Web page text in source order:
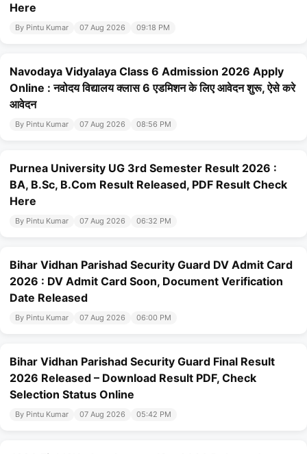
Here
By Pintu Kumar 07 Aug 2026 09:18 PM
Navodaya Vidyalaya Class 6 Admission 2026 Apply
Online : नवोदय विद्यालय क्लास 6 एडमिशन के लिए आवेदन शुरू, ऐसे करे
आवेदन
By Pintu Kumar 07 Aug 2026 08:56 PM
Purnea University UG 3rd Semester Result 2026 :
BA, B.Sc, B.Com Result Released, PDF Result Check
Here
By Pintu Kumar 07 Aug 2026 06:32 PM
Bihar Vidhan Parishad Security Guard DV Admit Card
2026 : DV Admit Card Soon, Document Verification
Date Released
By Pintu Kumar 07 Aug 2026 06:00 PM
Bihar Vidhan Parishad Security Guard Final Result
2026 Released – Download Result PDF, Check
Selection Status Online
By Pintu Kumar 07 Aug 2026 05:42 PM